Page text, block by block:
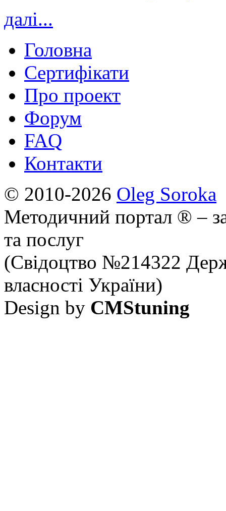
далі...
Головна
Сертифікати
Про проект
Форум
FAQ
Контакти
© 2010-2026 Oleg Soroka
Методичний портал ® –
та послуг
(Свідоцтво №214322
власності України)
Design by CMStuning